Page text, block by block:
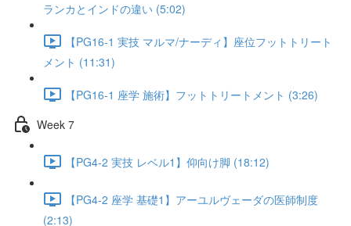
ランカとインドの違い (5:02)
【PG16-1 実技 マルマ/ナーディ】座位フットトリート
メント (11:31)
【PG16-1 座学 施術】フットトリートメント (3:26)
Week 7
【PG4-2 実技 レベル1】仰向け脚 (18:12)
【PG4-2 座学 基礎1】アーユルヴェーダの医師制度
(2:13)